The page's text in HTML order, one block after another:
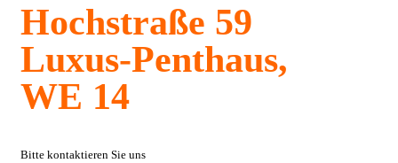
Hochstraße 59
Luxus-Penthaus,
WE 14
Bitte kontaktieren Sie uns